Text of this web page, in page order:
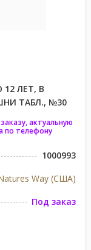
ЛЕТ, В
ТАБЛ., №30
актуальную
по телефону
1000993
Way (США)
Под заказ